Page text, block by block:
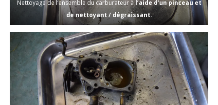
Nettoyage de l’ensemble du carburateur àl’aide d’un pinceau et
de nettoyant / dégraissant.